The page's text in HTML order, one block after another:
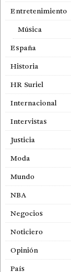
Entretenimiento
Música
España
Historia
HR Suriel
Internacional
Intervistas
Justicia
Moda
Mundo
NBA
Negocios
Noticiero
Opinión
País